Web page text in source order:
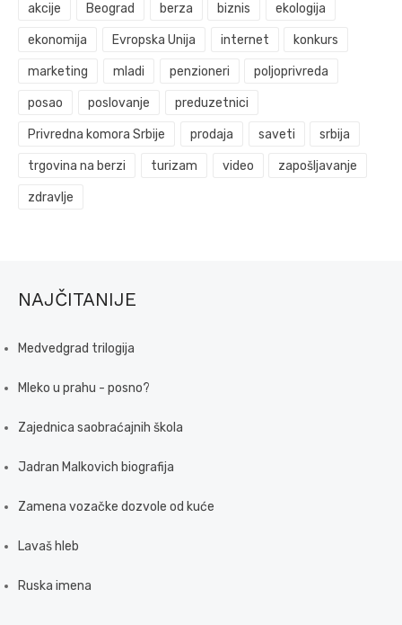
akcije Beograd berza biznis ekologija
ekonomija Evropska Unija internet konkurs
marketing mladi penzioneri poljoprivreda
posao poslovanje preduzetnici
Privredna komora Srbije prodaja saveti srbija
trgovina na berzi turizam video zapošljavanje
zdravlje
NAJČITANIJE
Medvedgrad trilogija
Mleko u prahu - posno?
Zajednica saobraćajnih škola
Jadran Malkovich biografija
Zamena vozačke dozvole od kuće
Lavaš hleb
Ruska imena